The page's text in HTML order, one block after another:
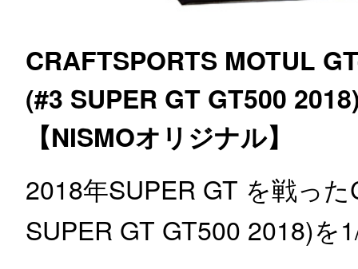
CRAFTSPORTS MOTUL
(#3 SUPER GT GT500
【NISMOオリジナル】
2018年SUPER GT を戦っ
SUPER GT GT500 2018)を